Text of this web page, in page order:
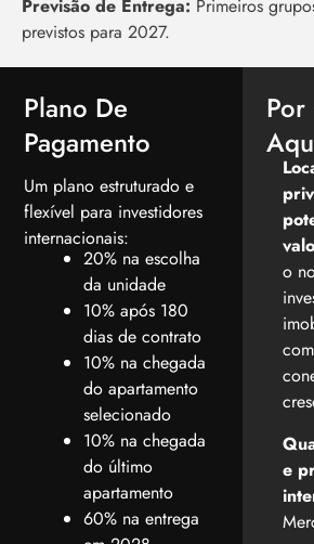
Previsão de Entrega: Primeiros
previstos para 2027.
Plano De
Pagamento
Um plano estruturado e
flexível para investidores
internacionais:
20% na escolha
da unidade
10% após 180
dias de contrato
10% na chegada
do apartamento
selecionado
10% na chegada
do último
apartamento
60% na entrega
o
e